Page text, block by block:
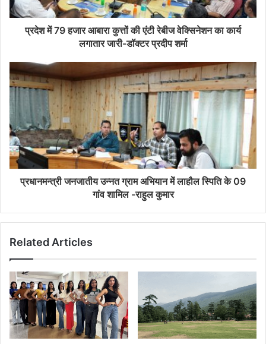
प्रदेश में 79 हजार आबारा कुत्तों की एंटी रेबीज वेक्सिनेशन का कार्य
लगातार जारी-डॉक्टर प्रदीप शर्मा
प्रधानमन्त्री जनजातीय उन्नत ग्राम अभियान में लाहौल स्पिति के 09
गांव शामिल -राहुल कुमार
Related Articles